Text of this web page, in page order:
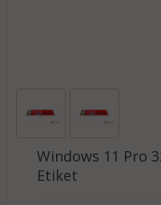
Windows 11 Pro
Etiket